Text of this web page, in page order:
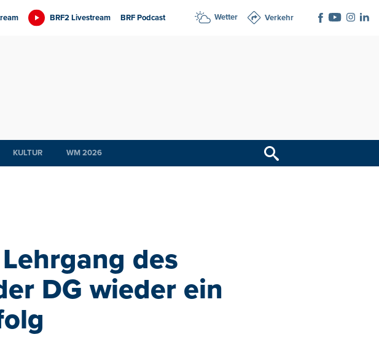
BRF2 Livestream BRF Podcast Wetter Verkehr
KULTUR WM 2026
des
DG wieder ein